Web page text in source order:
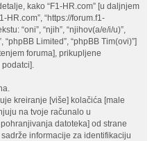
kako “F1-HR.com” [u daljnjem
HR.com”, “https://forum.f1-
“oni”, “njih”, “njihov(a/e/i/u)”,
“phpBB Limited”, “phpBB Tim(ovi)”]
foruma], prikupljene
kreiranje [više] kolačića [male
na tvoje računalo u
datoteka] od strane
informacije za identifikaciju